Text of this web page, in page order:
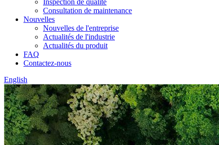
Inspection de qualité
Consultation de maintenance
Nouvelles
Nouvelles de l'entreprise
Actualités de l'industrie
Actualités du produit
FAQ
Contactez-nous
English